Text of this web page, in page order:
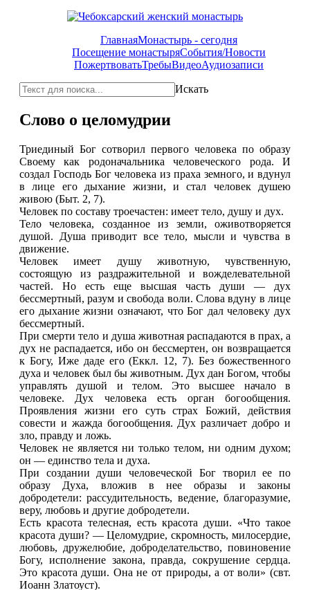
ГлавнаяМонастырь - сегодня
Посещение монастыряСобытия/Новости
ПожертвоватьТребыВидеоАудиозаписи
Искать
Слово о целомудрии
Триединый Бог сотворил первого человека по образу
Своему как родоначальника человеческого рода. И
создал Господь Бог человека из праха земного, и вдунул
в лице его дыхание жизни, и стал человек душею
живою (Быт. 2, 7).
Человек по составу троечастен: имеет тело, душу и дух.
Тело человека, созданное из земли, оживотворяется
душой. Душа приводит все тело, мысли и чувства в
движение.
Человек имеет душу животную, чувственную,
состоящую из раздражительной и вожделевательной
частей. Но есть еще высшая часть души — дух
бессмертный, разум и свобода воли. Слова вдуну в лице
его дыхание жизни означают, что Бог дал человеку дух
бессмертный.
При смерти тело и душа животная распадаются в прах, а
дух не распадается, ибо он бессмертен, он возвращается
к Богу, Иже даде его (Еккл. 12, 7). Без божественного
духа и человек был бы животным. Дух дан Богом, чтобы
управлять душой и телом. Это высшее начало в
человеке. Дух человека есть орган богообщения.
Проявления жизни его суть страх Божий, действия
совести и жажда богообщения. Дух различает добро и
зло, правду и ложь.
Человек не является ни только телом, ни одним духом;
он — единство тела и духа.
При создании души человеческой Бог творил ее по
образу Духа, вложив в нее образы и законы
добродетели: рассудительность, ведение, благоразумие,
веру, любовь и другие добродетели.
Есть красота телесная, есть красота души. «Что такое
красота души? — Целомудрие, скромность, милосердие,
любовь, дружелюбие, доброделательство, повиновение
Богу, исполнение закона, правда, сокрушение сердца.
Это красота души. Она не от природы, а от воли» (свт.
Иоанн Златоуст).